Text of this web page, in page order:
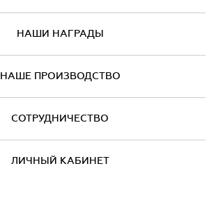
НАШИ НАГРАДЫ
НАШЕ ПРОИЗВОДСТВО
СОТРУДНИЧЕСТВО
ЛИЧНЫЙ КАБИНЕТ